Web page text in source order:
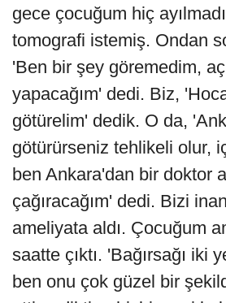
gece çocuğum hiç
tomografi istemiş. Ondan
'Ben bir şey göremedim,
yapacağım' dedi. Biz,
götürelim' dedik. O da,
götürürseniz tehlikeli olur,
ben Ankara'dan bir doktor
çağıracağım' dedi. Bizi
ameliyata aldı. Çocuğum
saatte çıktı. 'Bağırsağı iki
ben onu çok güzel bir